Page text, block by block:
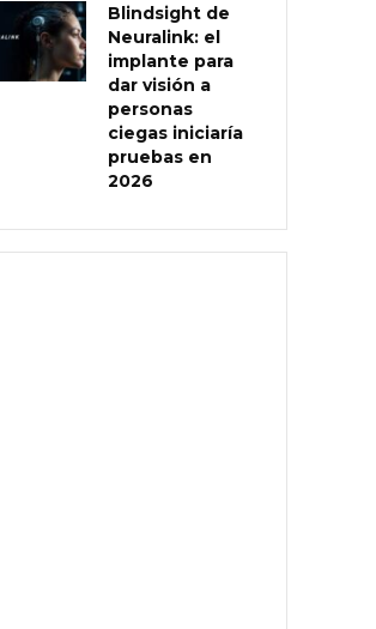
Blindsight de
Neuralink: el
implante para
dar visión a
personas
ciegas iniciaría
pruebas en
2026